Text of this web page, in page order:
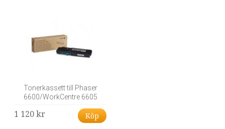
Tonerkassett till Phaser
6600/WorkCentre 6605
1 120 kr Köp